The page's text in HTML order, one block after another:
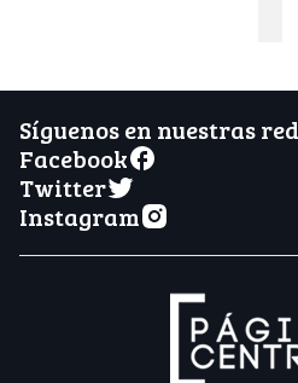
Síguenos en nuestras
Facebook
Twitter
Instagram